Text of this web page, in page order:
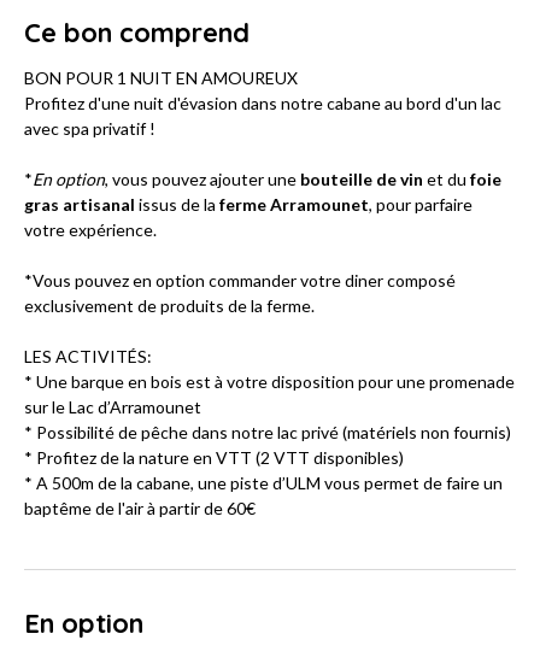
Ce bon comprend
BON POUR 1 NUIT EN AMOUREUX
Profitez d'une nuit d'évasion dans notre cabane au bord d'un lac
avec spa privatif !
​*En option, vous pouvez ajouter une bouteille de vin et du foie
gras artisanal issus de la ferme Arramounet, pour parfaire
votre expérience.
*Vous pouvez en option commander votre diner composé
exclusivement de produits de la ferme.
LES ACTIVITÉS:
* Une barque en bois est à votre disposition pour une promenade
sur le Lac d’Arramounet
* Possibilité de pêche dans notre lac privé (matériels non fournis)
* Profitez de la nature en VTT (2 VTT disponibles)
* A 500m de la cabane, une piste d’ULM vous permet de faire un
baptême de l'air à partir de 60€
En option